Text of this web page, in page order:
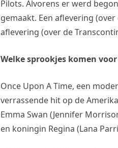
Pilots. Alvorens er werd
gemaakt. Een aflevering
aflevering (over de
Welke sprookjes komen
Once Upon A Time, een
verrassende hit op de
Emma Swan (Jennifer
en koningin Regina (Lana